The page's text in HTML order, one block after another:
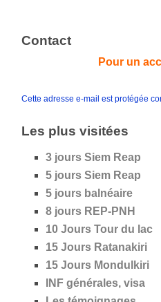
Contact
Pour un
Cette adresse e-mail est protégée
Les plus visitées
3 jours Siem Reap
5 jours Siem Reap
5 jours balnéaire
8 jours REP-PNH
10 Jours Tour du lac
15 Jours Ratanakiri
15 Jours Mondulkiri
INF générales, visa